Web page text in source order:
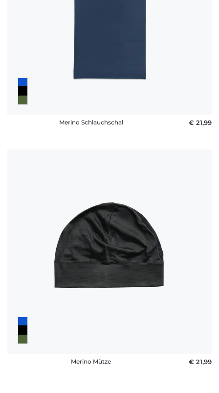
Merino Schlauchschal € 21,99
Merino Mütze € 21,99